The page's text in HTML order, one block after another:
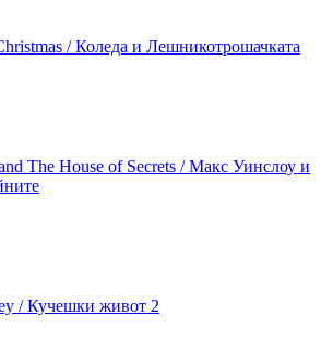
/ Коледа и Лешникотрошачката
The House of Secrets / Макс Уинслоу и
/ Кучешки живот 2